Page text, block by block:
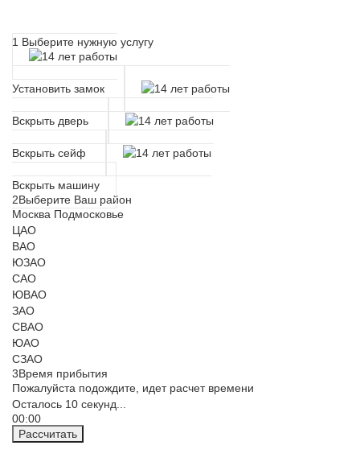
1 Выберите нужную услугу
Установить замок
Вскрыть дверь
Вскрыть сейф
Вскрыть машину
2Выберите Ваш район
Москва Подмосковье
ЦАО
ВАО
ЮЗАО
САО
ЮВАО
ЗАО
СВАО
ЮАО
СЗАО
3Время прибытия
Пожалуйста подождите, идет расчет времени
Осталось 10 секунд...
00:00
Рассчитать